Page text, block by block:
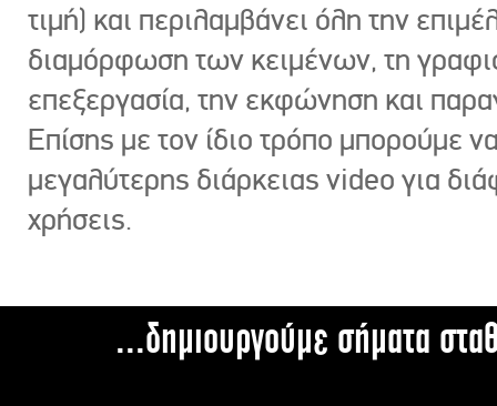
τιμή) και περιλαμβάνει όλη την
διαμόρφωση των κειμένων, τη
επεξεργασία, την εκφώνηση και
Επίσης με τον ίδιο τρόπο μπορούμε
μεγαλύτερης διάρκειας video για
χρήσεις.
...δημιουργούμε σήματα